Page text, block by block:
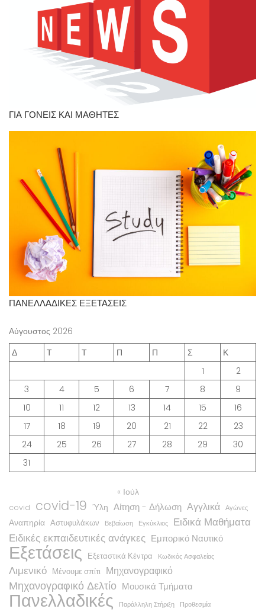
ΓΙΑ ΓΟΝΕΙΣ ΚΑΙ ΜΑΘΗΤΕΣ
ΠΑΝΕΛΛΑΔΙΚΕΣ ΕΞΕΤΑΣΕΙΣ
Αύγουστος 2026
Δ
Τ Τ Π Π Σ
Κ
1
2
3
4 5 6 7 8
9
10
11 12 13 14 15
16
17
18 19 20 21 22
23
24
25 26 27 28 29
30
31
« Ιούλ
covid covid-19 Ύλη Αίτηση - Δήλωση Αγγλικά Αγώνες
Αναπηρία Αστυφυλάκων Βεβαίωση Εγκύκλιος Ειδικά Μαθήματα
Ειδικές εκπαιδευτικές ανάγκες Εμπορικό Ναυτικό
Εξετάσεις Εξεταστικά Κέντρα Κωδικός Ασφαλείας
Λιμενικό Μένουμε σπίτι Μηχανογραφικό
Μηχανογραφικό Δελτίο Μουσικά Τμήματα
Πανελλαδικές Παράλληλη Στήριξη Προθεσμία